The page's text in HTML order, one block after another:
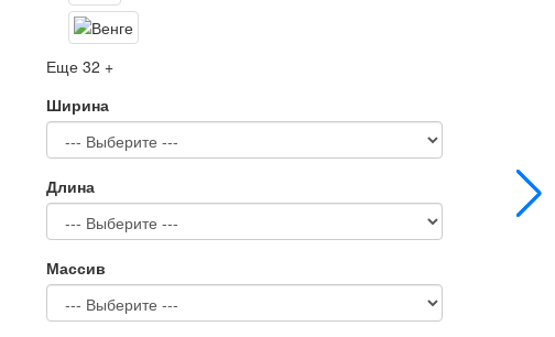
Еще 32 +
Ширина
Длина
Массив